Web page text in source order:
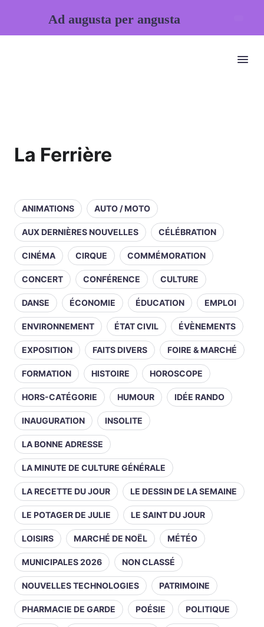
La Ferrière
ANIMATIONS AUTO / MOTO
AUX DERNIÈRES NOUVELLES CÉLÉBRATION
CINÉMA CIRQUE COMMÉMORATION
CONCERT CONFÉRENCE CULTURE
DANSE ÉCONOMIE ÉDUCATION EMPLOI
ENVIRONNEMENT ÉTAT CIVIL ÉVÈNEMENTS
EXPOSITION FAITS DIVERS FOIRE & MARCHÉ
FORMATION HISTOIRE HOROSCOPE
HORS-CATÉGORIE HUMOUR IDÉE RANDO
INAUGURATION INSOLITE
LA BONNE ADRESSE
LA MINUTE DE CULTURE GÉNÉRALE
LA RECETTE DU JOUR LE DESSIN DE LA SEMAINE
LE POTAGER DE JULIE LE SAINT DU JOUR
LOISIRS MARCHÉ DE NOËL MÉTÉO
MUNICIPALES 2026 NON CLASSÉ
NOUVELLES TECHNOLOGIES PATRIMOINE
PHARMACIE DE GARDE POÉSIE POLITIQUE
Ad augusta per angusta